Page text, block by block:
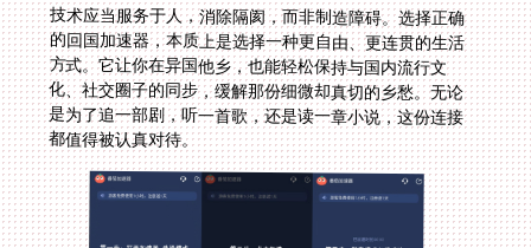
技术应当服务于人，消除隔阂，而非制造障碍。选择正确
的回国加速器，本质上是选择一种更自由、更连贯的生活
方式。它让你在异国他乡，也能轻松保持与国内流行文
化、社交圈子的同步，缓解那份细微却真切的乡愁。无论
是为了追一部剧，听一首歌，还是读一章小说，这份连接
都值得被认真对待。